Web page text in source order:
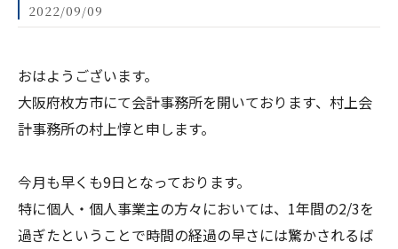
2022/09/09
おはようございます。
大阪府枚方市にて会計事務所を開いております、村上会
計事務所の村上惇と申します。
今月も早くも9日となっております。
特に個人・個人事業主の方々においては、1年間の2/3を
過ぎたということで時間の経過の早さには驚かされるば